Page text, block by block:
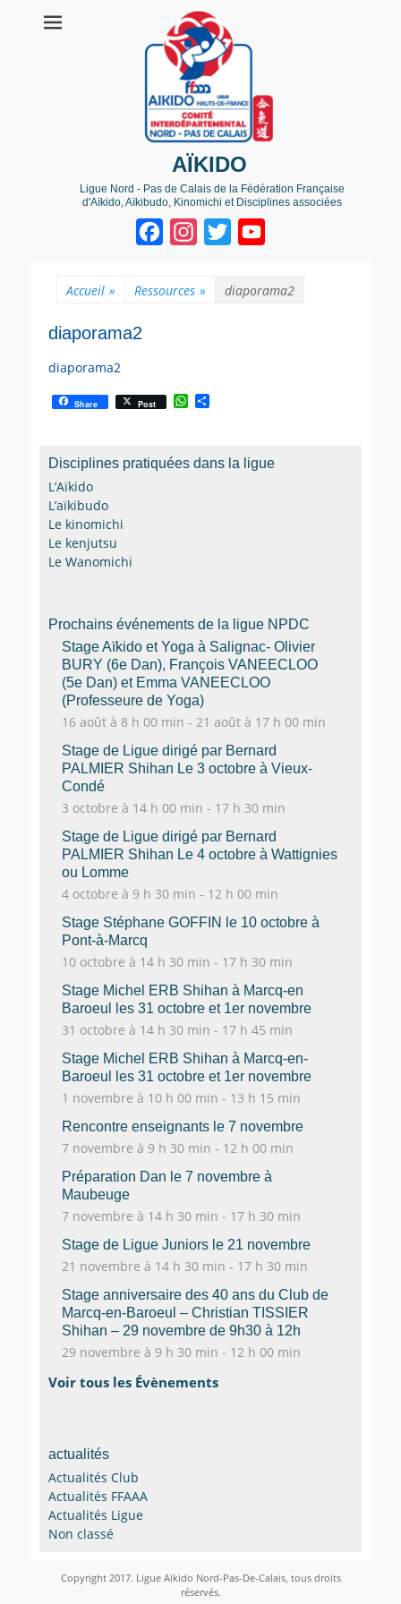
AÏKIDO
Ligue Nord - Pas de Calais de la Fédération Française
d'Aïkido, Aïkibudo, Kinomichi et Disciplines associées
FacebookInstagram
Twitter
Accueil » Ressources » diaporama2
diaporama2
diaporama2
Share Post W
s
A
a
g
Disciplines pratiquées dans la ligue
L’Aïkido
L’aïkibudo
Le kinomichi
Le kenjutsu
Le Wanomichi
Prochains événements de la ligue NPDC
Stage Aïkido et Yoga à Salignac- Olivier
BURY (6e Dan), François VANEECLOO
(5e Dan) et Emma VANEECLOO
(Professeure de Yoga)
16 août à 8 h 00 min - 21 août à 17 h 00 min
Stage de Ligue dirigé par Bernard
PALMIER Shihan Le 3 octobre à Vieux-
Condé
3 octobre à 14 h 00 min - 17 h 30 min
Stage de Ligue dirigé par Bernard
PALMIER Shihan Le 4 octobre à Wattignies
ou Lomme
4 octobre à 9 h 30 min - 12 h 00 min
Stage Stéphane GOFFIN le 10 octobre à
Pont-à-Marcq
10 octobre à 14 h 30 min - 17 h 30 min
Stage Michel ERB Shihan à Marcq-en
Baroeul les 31 octobre et 1er novembre
31 octobre à 14 h 30 min - 17 h 45 min
Stage Michel ERB Shihan à Marcq-en-
Baroeul les 31 octobre et 1er novembre
1 novembre à 10 h 00 min - 13 h 15 min
Rencontre enseignants le 7 novembre
7 novembre à 9 h 30 min - 12 h 00 min
Préparation Dan le 7 novembre à
Maubeuge
7 novembre à 14 h 30 min - 17 h 30 min
Stage de Ligue Juniors le 21 novembre
21 novembre à 14 h 30 min - 17 h 30 min
Stage anniversaire des 40 ans du Club de
Marcq-en-Baroeul – Christian TISSIER
Shihan – 29 novembre de 9h30 à 12h
29 novembre à 9 h 30 min - 12 h 00 min
Voir tous les Évènements
actualités
Actualités Club
Actualités FFAAA
Actualités Ligue
Non classé
Copyright 2017. Ligue Aïkido Nord-Pas-De-Calais, tous droits
réservés.